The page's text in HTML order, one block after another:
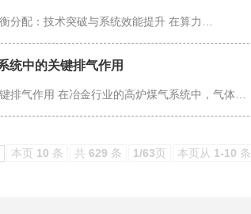
分配：技术突破与系统效能提升 在算力…
统中的关键排气作用
排气作用 在冶金行业的高炉煤气系统中，气体…
本页 10 条 共 629 条 1/63页 本页从 1-10 条